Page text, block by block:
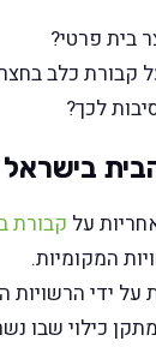
בית פרטי?
קבורת כלב
לכך?
בישראל
על קבורת
המקומיות.
ידי הרשויות
כילוי שבו